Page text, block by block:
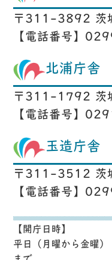
〒311-3892 茨
【電話番号】
北浦庁舎
〒311-1792 茨
【電話番号】
玉造庁舎
〒311-3512 茨
【電話番号】
【開庁日時】
平日（月曜から金曜